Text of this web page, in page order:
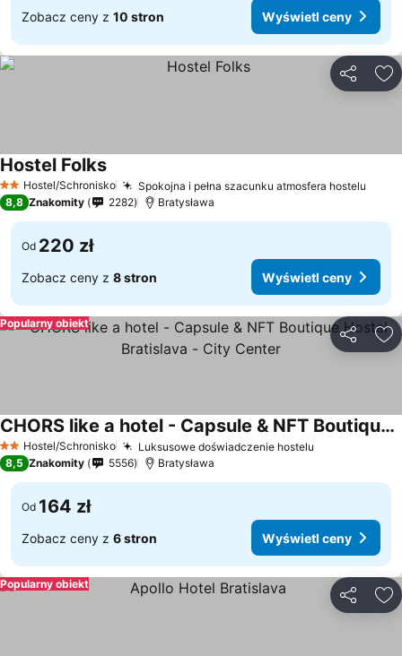
Zobacz ceny z 10 stron Wyświetl ceny
2 Kategoria
Hostel/Schronisko Spokojna i pełna szacunku atmosfera hostelu
Hostel Folks
8,8 Znakomity 2282 Bratysława
Od 220 zł
Zobacz ceny z 8 stron Wyświetl ceny
Popularny obiekt
2 Kategoria
Hostel/Schronisko Luksusowe doświadczenie hostelu
CHORS like a hotel - Capsule & NFT Boutique Hostel Bratislava - City Center
8,5 Znakomity 5556 Bratysława
Od 164 zł
Zobacz ceny z 6 stron Wyświetl ceny
Popularny obiekt